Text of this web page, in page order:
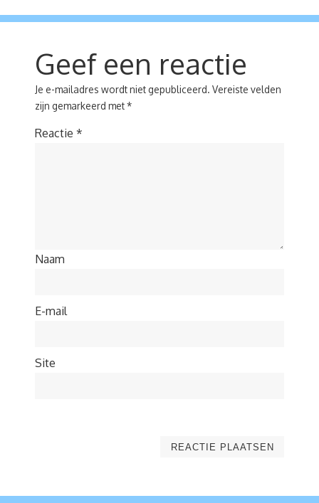
Geef een reactie
Je e-mailadres wordt niet gepubliceerd. Vereiste velden
zijn gemarkeerd met*
Reactie *
Naam
E-mail
Site